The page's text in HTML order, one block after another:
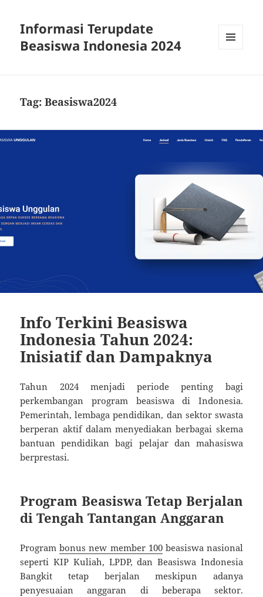
Informasi Terupdate
Beasiswa Indonesia 2024
Tag:Beasiswa2024
Info Terkini Beasiswa
Indonesia Tahun 2024:
Inisiatif dan Dampaknya
Tahun 2024 menjadi periode penting bagi
perkembangan program beasiswa di Indonesia.
Pemerintah, lembaga pendidikan, dan sektor swasta
berperan aktif dalam menyediakan berbagai skema
bantuan pendidikan bagi pelajar dan mahasiswa
berprestasi.
Program Beasiswa Tetap Berjalan
di Tengah Tantangan Anggaran
Programbonus new member 100beasiswa nasional
seperti KIP Kuliah, LPDP, dan Beasiswa Indonesia
Bangkit tetap berjalan meskipun adanya
penyesuaian anggaran di beberapa sektor.